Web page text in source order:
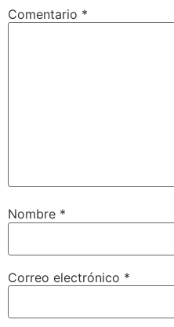
Comentario *
Nombre *
Correo electrónico *